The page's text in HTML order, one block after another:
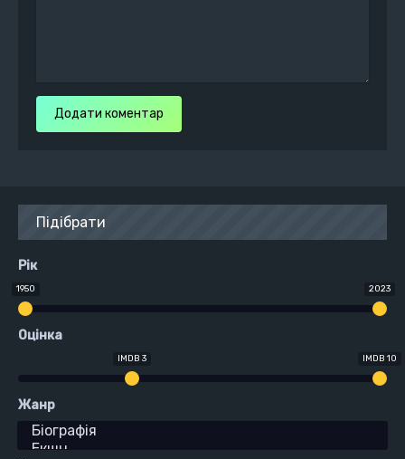
Додати коментар
Підібрати
Рік
1950 2023
Оцінка
IMDB 3 IMDB 10
Жанр